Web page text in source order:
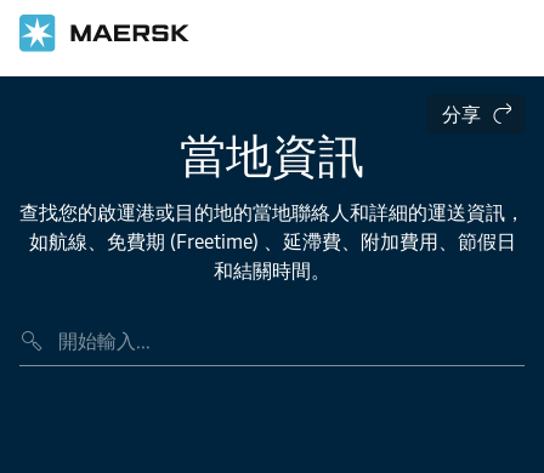
分享
當地資訊
查找您的啟運港或目的地的當地聯絡人和詳細的運送資訊，
如航線、免費期 (Freetime) 、延滯費、附加費用、節假日
和結關時間。